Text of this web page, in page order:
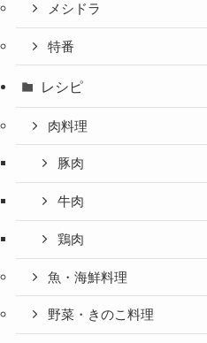
メシドラ
特番
レシピ
肉料理
豚肉
牛肉
鶏肉
魚・海鮮料理
野菜・きのこ料理